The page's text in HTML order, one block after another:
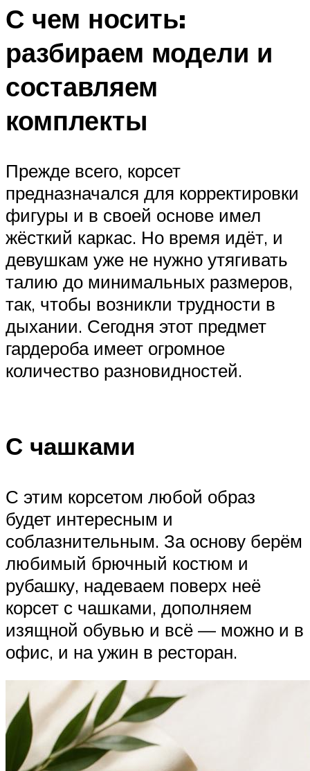
С чем носить:
разбираем модели и
составляем
комплекты
Прежде всего, корсет
предназначался для корректировки
фигуры и в своей основе имел
жёсткий каркас. Но время идёт, и
девушкам уже не нужно утягивать
талию до минимальных размеров,
так, чтобы возникли трудности в
дыхании. Сегодня этот предмет
гардероба имеет огромное
количество разновидностей.
С чашками
С этим корсетом любой образ
будет интересным и
соблазнительным. За основу берём
любимый брючный костюм и
рубашку, надеваем поверх неё
корсет с чашками, дополняем
изящной обувью и всё — можно и в
офис, и на ужин в ресторан.